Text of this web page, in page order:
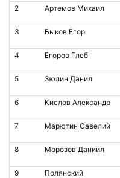
2 Артемов Михаил
3 Быков Егор
4 Егоров Глеб
5 Зюлин Данил
6 Кислов Александр
7 Марютин Савелий
8 Морозов Даниил
9
Полянский